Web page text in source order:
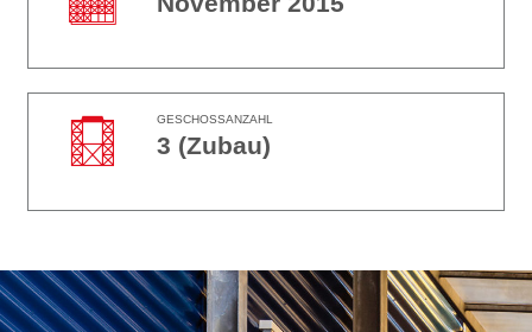
GESCHOSSANZAHL
3 (Zubau)